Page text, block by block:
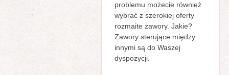
problemu możecie również
wybrać z szerokiej oferty
rozmaite zawory. Jakie?
Zawory sterujące między
innymi są do Waszej
dyspozycji.